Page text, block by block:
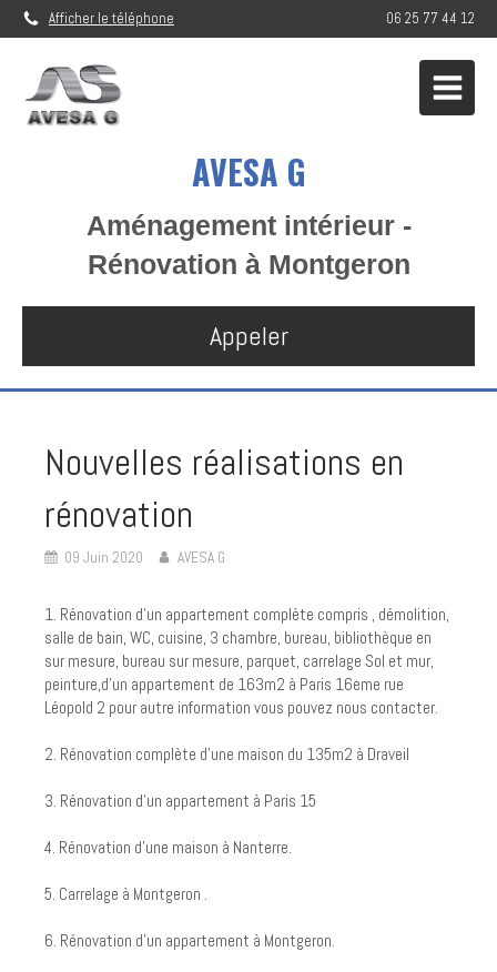
Afficher le téléphone 06 25 77 44 12
AVESA G
Aménagement intérieur -
Rénovation à Montgeron
Appeler
Nouvelles réalisations en
rénovation
09 Juin 2020 AVESA G
1. Rénovation d'un appartement complète compris , démolition,
salle de bain, WC, cuisine, 3 chambre, bureau, bibliothèque en
sur mesure, bureau sur mesure, parquet, carrelage Sol et mur,
peinture,d’un appartement de 163m2 à Paris 16eme rue
Léopold 2 pour autre information vous pouvez nous contacter.
2. Rénovation complète d'une maison du 135m2 à Draveil
3. Rénovation d'un appartement à Paris 15
4. Rénovation d'une maison à Nanterre.
5. Carrelage à Montgeron .
6. Rénovation d'un appartement à Montgeron.